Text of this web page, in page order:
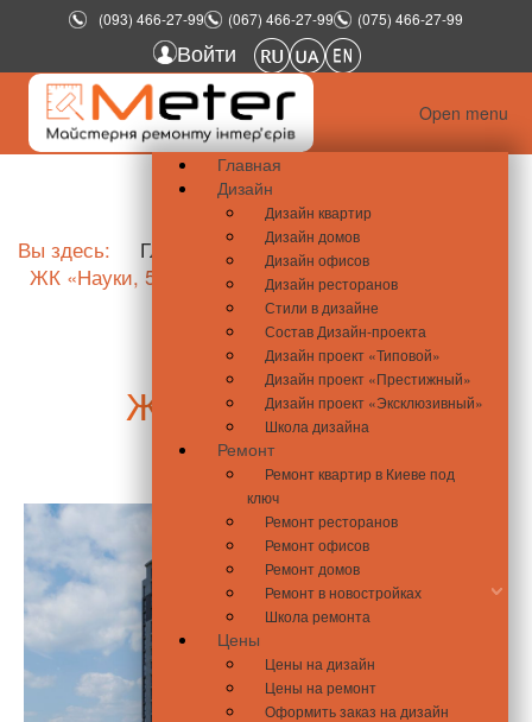
(093) 466-27-99 (067) 466-27-99 (075) 466-27-99
Войти
Open menu
Главная
Дизайн
Дизайн квартир
Дизайн домов
Дизайн офисов
Дизайн ресторанов
Стили в дизайне
Состав Дизайн-проекта
Дизайн проект «Типовой»
Дизайн проект «Престижный»
Дизайн проект «Эксклюзивный»
Школа дизайна
Ремонт
Ремонт квартир в Киеве под
ключ
Ремонт ресторанов
Ремонт офисов
Ремонт домов
Ремонт в новостройках
Школа ремонта
Цены
Цены на дизайн
Цены на ремонт
Оформить заказ на дизайн
Вы здесь: Главная
Новости недвижимости
ЖК «Науки, 58»
ЖК «Науки, 58»